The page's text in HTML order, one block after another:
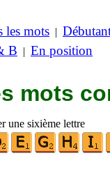
les mots |
B | En position
mots
une sixième lettre